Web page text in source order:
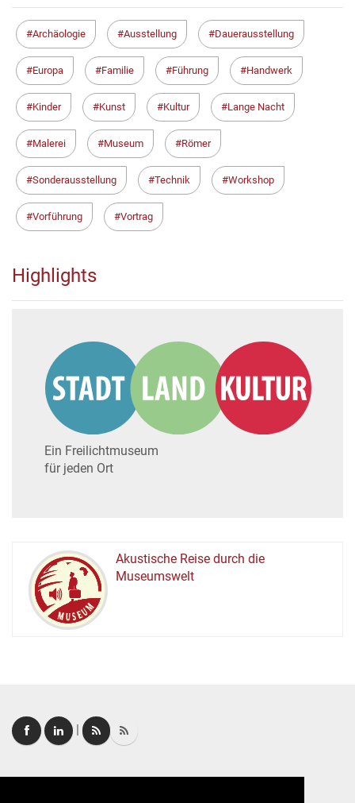
Archäologie Ausstellung Dauerausstellung
Europa Familie Führung Handwerk
Kinder Kunst Kultur Lange Nacht
Malerei Museum Römer
Sonderausstellung Technik Workshop
Vorführung Vortrag
Highlights
Ein Freilichtmuseum
für jeden Ort
MUSEUM
Akustische Reise durch die
Museumswelt